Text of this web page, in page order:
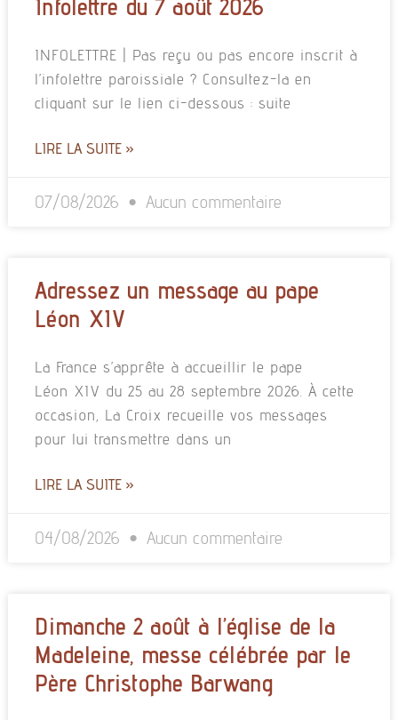
Infolettre du 7 août 2026
INFOLETTRE | Pas reçu ou pas encore inscrit à
l’infolettre paroissiale ? Consultez-la en
cliquant sur le lien ci-dessous : suite
LIRE LA SUITE »
07/08/2026 Aucun commentaire
Adressez un message au pape
Léon XIV
La France s’apprête à accueillir le pape
Léon XIV du 25 au 28 septembre 2026. À cette
occasion, La Croix recueille vos messages
pour lui transmettre dans un
LIRE LA SUITE »
04/08/2026 Aucun commentaire
Dimanche 2 août à l’église de la
Madeleine, messe célébrée par le
Père Christophe Barwang